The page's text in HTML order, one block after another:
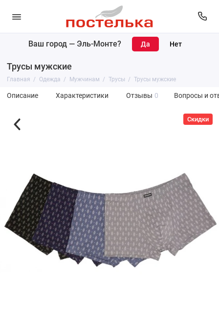
Ваш город — Эль-Монте?
Трусы мужские
Главная Одежда Мужчинам Трусы Трусы мужские
Описание Характеристики Отзывы 0 Вопросы и
Скидки